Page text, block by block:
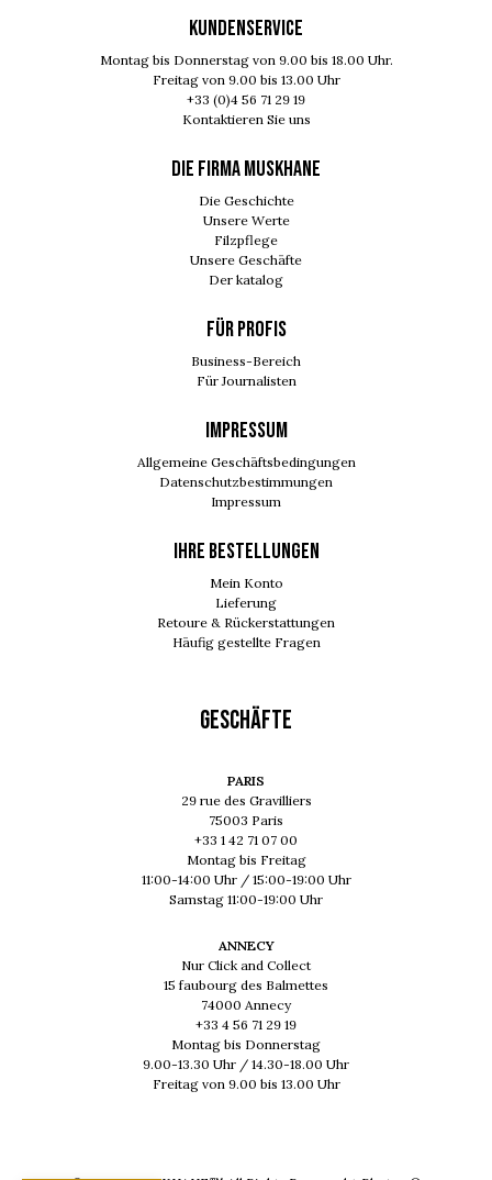
KUNDENSERVICE
Montag bis Donnerstag von 9.00 bis 18.00 Uhr.
Freitag von 9.00 bis 13.00 Uhr
+33 (0)4 56 71 29 19
Kontaktieren Sie uns
DIE FIRMA MUSKHANE
Die Geschichte
Unsere Werte
Filzpflege
Unsere Geschäfte
Der katalog
FÜR PROFIS
Business-Bereich
Für Journalisten
IMPRESSUM
Allgemeine Geschäftsbedingungen
Datenschutzbestimmungen
Impressum
Ihre Bestellungen
Mein Konto
Lieferung
Retoure & Rückerstattungen
Häufig gestellte Fragen
GESCHÄFTE
PARIS
29 rue des Gravilliers
75003 Paris
+33 1 42 71 07 00
Montag bis Freitag
11:00-14:00 Uhr / 15:00-19:00 Uhr
Samstag 11:00-19:00 Uhr
ANNECY
Nur Click and Collect
15 faubourg des Balmettes
74000 Annecy
+33 4 56 71 29 19
Montag bis Donnerstag
9.00-13.30 Uhr / 14.30-18.00 Uhr
Freitag von 9.00 bis 13.00 Uhr